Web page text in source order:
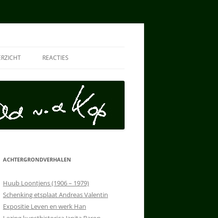
MH
REACTIES
ACHTERGRONDVERHALEN
Huub Loontjens (1906 – 1979)
Schenking etsplaat Andreas Valentin
Expositie Leven en werk Han